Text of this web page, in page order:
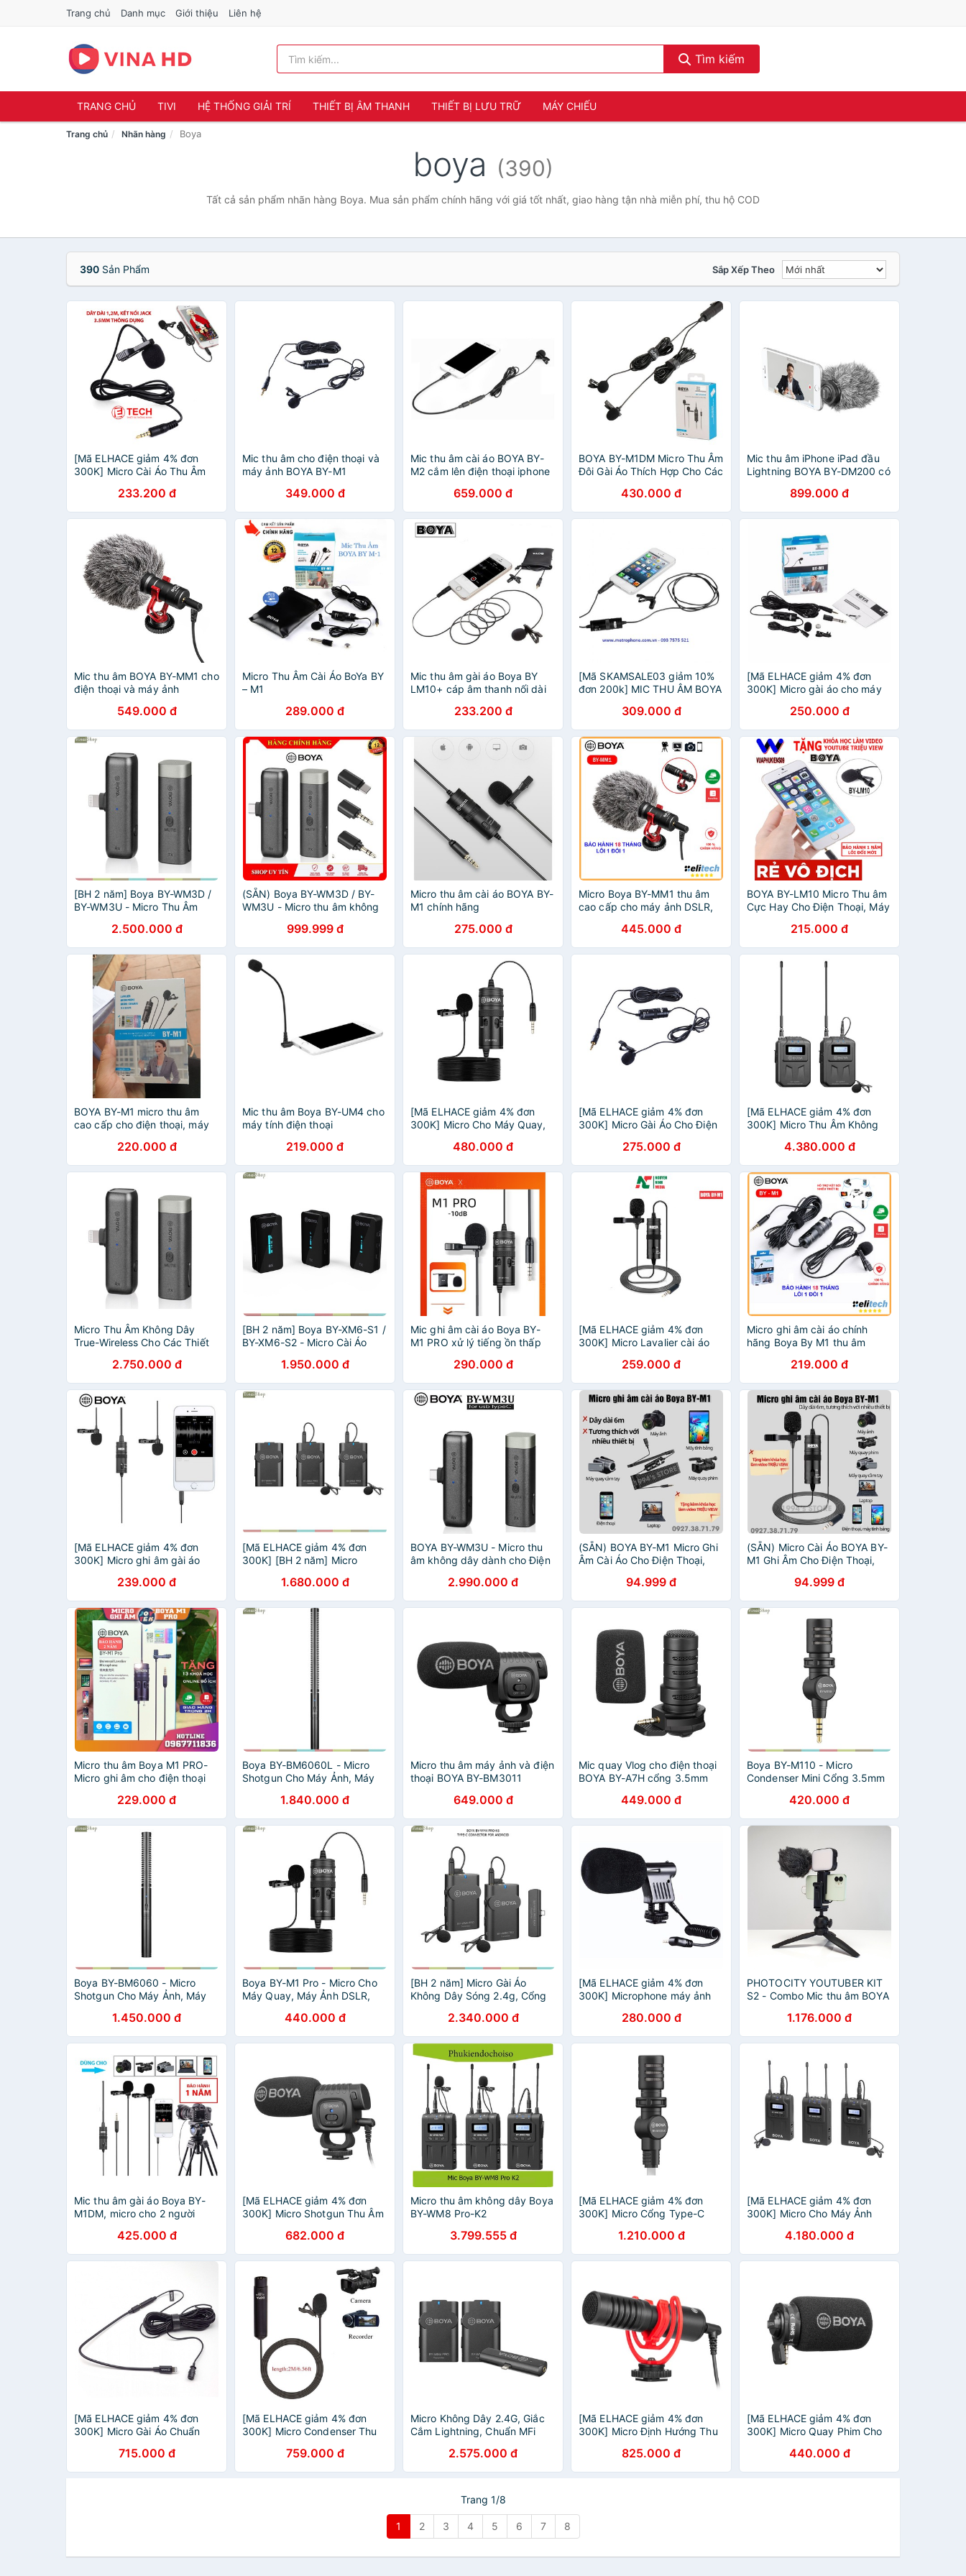
Trang chủ Danh mục Giới thiệu Liên hệ
Tìm kiếm
TRANG CHỦ TIVI HỆ THỐNG GIẢI TRÍ THIẾT BỊ ÂM THANH THIẾT BỊ LƯU TRỮ MÁY CHIẾU
Trang chủ Nhãn hàng Boya
boya (390)
Tất cả sản phẩm nhãn hàng Boya. Mua sản phẩm chính hãng với giá tốt nhất, giao hàng tận nhà miễn phí, thu hộ COD
390 Sản Phẩm Sắp Xếp Theo
[Mã ELHACE giảm 4% đơn
300K] Micro Cài Áo Thu Âm
233.200 đ
Mic thu âm cho điện thoại và
máy ảnh BOYA BY-M1
349.000 đ
Mic thu âm cài áo BOYA BY-
M2 cắm lên điện thoại iphone
659.000 đ
BOYA BY-M1DM Micro Thu Âm
Đôi Gài Áo Thích Hợp Cho Các
Chính Hãng430.000 đ
Mic thu âm iPhone iPad đầu
Lightning BOYA BY-DM200 có
899.000 đ
Mic thu âm BOYA BY-MM1 cho
điện thoại và máy ảnh
549.000 đ
Micro Thu Âm Cài Áo BoYa BY
– M1
289.000 đ
Mic thu âm gài áo Boya BY
LM10+ cáp âm thanh nối dài
233.200 đ
[Mã SKAMSALE03 giảm 10%
đơn 200k] MIC THU ÂM BOYA
THOẠI, MÁY ẢNH CHÍNH
HÃNG
309.000 đ
[Mã ELHACE giảm 4% đơn
300K] Micro gài áo cho máy
250.000 đ
[BH 2 năm] Boya BY-WM3D /
BY-WM3U - Micro Thu Âm
IOS Cameras, Smartphone
2.4G
2.500.000 đ
(SẴN) Boya BY-WM3D / BY-
WM3U - Micro thu âm không
hành Android, iOS, camera,
máy quay, Gopro
999.999 đ
Micro thu âm cài áo BOYA BY-
M1 chính hãng
275.000 đ
Micro Boya BY-MM1 thu âm
cao cấp cho máy ảnh DSLR,
Hàng Chính Hãng
445.000 đ
BOYA BY-LM10 Micro Thu âm
Cực Hay Cho Điện Thoại, Máy
215.000 đ
BOYA BY-M1 micro thu âm
cao cấp cho điện thoại, máy
220.000 đ
Mic thu âm Boya BY-UM4 cho
máy tính điện thoại
219.000 đ
[Mã ELHACE giảm 4% đơn
300K] Micro Cho Máy Quay,
Động, Dây Dài 6m Boya BY-
M1 Pro
480.000 đ
[Mã ELHACE giảm 4% đơn
300K] Micro Gài Áo Cho Điện
275.000 đ
[Mã ELHACE giảm 4% đơn
300K] Micro Thu Âm Không
Máy Quay, 48 Kênh Sóng UHF
Boya BY-WM6S
4.380.000 đ
Micro Thu Âm Không Dây
True-Wireless Cho Các Thiết
Cameras 2.4 GHz Boya BY-
WM3D / BY-WM3U
2.750.000 đ
[BH 2 năm] Boya BY-XM6-S1 /
BY-XM6-S2 - Micro Cài Áo
Smartphone, Laptop
1.950.000 đ
Mic ghi âm cài áo Boya BY-
M1 PRO xử lý tiếng ồn thấp
ảnh bảo hành 12 tháng
290.000 đ
[Mã ELHACE giảm 4% đơn
300K] Micro Lavalier cài áo
Hàng Chính Hãng
259.000 đ
Micro ghi âm cài áo chính
hãng Boya By M1 thu âm
livestream, tiktok
219.000 đ
[Mã ELHACE giảm 4% đơn
300K] Micro ghi âm gài áo
microphone thu âm cùng lúc
239.000 đ
[Mã ELHACE giảm 4% đơn
300K] [BH 2 năm] Micro
máy ảnh Boya BY-WM4 Pro,
Pro-K2
1.680.000 đ
BOYA BY-WM3U - Micro thu
âm không dây dành cho Điện
Hàng Chính Hãng
2.990.000 đ
(SẴN) BOYA BY-M1 Micro Ghi
Âm Cài Áo Cho Điện Thoại,
Youtuber, Livestream, Tiktok -
Chính Hãng BOYA
94.999 đ
(SẴN) Micro Cài Áo BOYA BY-
M1 Ghi Âm Cho Điện Thoại,
Kèm Pin - Tặng Kèm Khoá Học
Làm Video
94.999 đ
Micro thu âm Boya M1 PRO-
Micro ghi âm cho điện thoại
livestream làm vlog - Hàng
chính hãng boya
229.000 đ
Boya BY-BM6060L - Micro
Shotgun Cho Máy Ảnh, Máy
Vấn, Quay Phim, Ghi Hình
Ngoài Trời
1.840.000 đ
Micro thu âm máy ảnh và điện
thoại BOYA BY-BM3011
649.000 đ
Mic quay Vlog cho điện thoại
BOYA BY-A7H cổng 3.5mm
449.000 đ
Boya BY-M110 - Micro
Condenser Mini Cổng 3.5mm
Smartphone, Laptop, Tablet
420.000 đ
Boya BY-BM6060 - Micro
Shotgun Cho Máy Ảnh, Máy
Vấn, Quay Phim, Ghi Hình
Ngoài Trời
1.450.000 đ
Boya BY-M1 Pro - Micro Cho
Máy Quay, Máy Ảnh DSLR,
6m, Hướng Thu
Omnidirectional.
440.000 đ
[BH 2 năm] Micro Gài Áo
Không Dây Sóng 2.4g, Cổng
Boya BY-WM4 Pro-K5 / Pro-
K6
2.340.000 đ
[Mã ELHACE giảm 4% đơn
300K] Microphone máy ảnh
280.000 đ
PHOTOCITY YOUTUBER KIT
S2 - Combo Mic thu âm BOYA
Điện thoại cổng 3.5mm
1.176.000 đ
Mic thu âm gài áo Boya BY-
M1DM, micro cho 2 người
425.000 đ
[Mã ELHACE giảm 4% đơn
300K] Micro Shotgun Thu Âm
Máy Quay Boya BY-BM3011
682.000 đ
Micro thu âm không dây Boya
BY-WM8 Pro-K2
3.799.555 đ
[Mã ELHACE giảm 4% đơn
300K] Micro Cổng Type-C
Android Boya BY-M100UC
1.210.000 đ
[Mã ELHACE giảm 4% đơn
300K] Micro Cho Máy Ảnh
4.180.000 đ
[Mã ELHACE giảm 4% đơn
300K] Micro Gài Áo Chuẩn
Boya BY-M2715.000 đ
[Mã ELHACE giảm 4% đơn
300K] Micro Condenser Thu
Giắc Cắm XLR Boya BY-M4OD
759.000 đ
Micro Không Dây 2.4G, Giắc
Cắm Lightning, Chuẩn MFi
Bảng IOS Boya BY-WM4 Pro-
K3 / Pro-K4
2.575.000 đ
[Mã ELHACE giảm 4% đơn
300K] Micro Định Hướng Thu
DSLR, Máy Tính Boya BY-
MM1+
825.000 đ
[Mã ELHACE giảm 4% đơn
300K] Micro Quay Phim Cho
440.000 đ
Trang 1/8
1 2 3 4 5 6 7 8